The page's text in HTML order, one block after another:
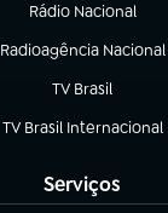
Rádio Nacional
Radioagência Nacional
(abre em nova aba)
TV Brasil
(abre em nova
TV Brasil Internacional
(abre em nova aba)
Serviços